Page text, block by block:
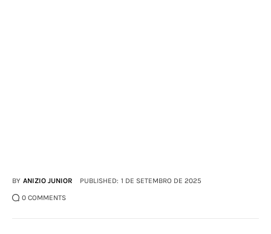
BY ANIZIO JUNIOR PUBLISHED: 1 DE SETEMBRO DE 2025
0 COMMENTS